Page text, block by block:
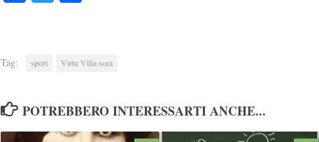
Tag: sport Virtu Villa sora
POTREBBERO INTERESSARTI ANCHE...